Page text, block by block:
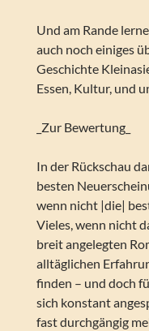
Und am Rande
auch noch einiges
Geschichte
Essen, Kultur, und
_Zur Bewertung_
In der Rückschau
besten
wenn nicht |die|
Vieles, wenn nicht
breit angelegten
alltäglichen
finden – und doch
sich konstant
fast durchgängig